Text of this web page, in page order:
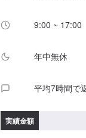
9:00 ~ 17:00
年中無休
平均7時間で
実績金額